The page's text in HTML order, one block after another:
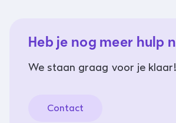
Heb je nog meer hulp
We staan graag voor je klaar!
Contact